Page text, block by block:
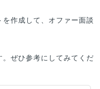
作成して、オファー面談
ぜひ参考にしてみてくだ